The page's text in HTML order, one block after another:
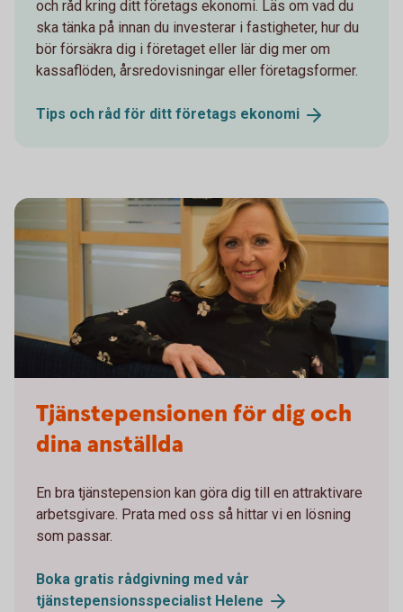
och råd kring ditt företags ekonomi. Läs om vad du
ska tänka på innan du investerar i fastigheter, hur du
bör försäkra dig i företaget eller lär dig mer om
kassaflöden, årsredovisningar eller företagsformer.
Tips och råd för ditt företags ekonomi
Tjänstepensionen för dig och
dina anställda
En bra tjänstepension kan göra dig till en attraktivare
arbetsgivare. Prata med oss så hittar vi en lösning
som passar.
Boka gratis rådgivning med vår
tjänstepensionsspecialist Helene